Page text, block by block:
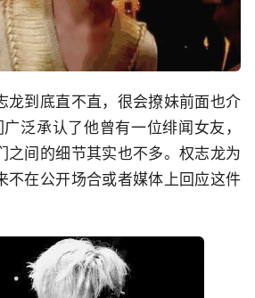
龙到底直不直，很会撩妹前面也介
泛承认了他曾有一位绯闻女友，
之间的细节其实也不多。权志龙为
不在公开场合或者媒体上回应这件